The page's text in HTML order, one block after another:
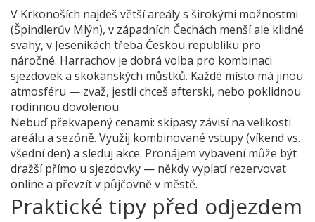
V Krkonoších najdeš větší areály s širokými možnostmi
(Špindlerův Mlýn), v západních Čechách menší ale klidné
svahy, v Jeseníkách třeba Českou republiku pro
náročné. Harrachov je dobrá volba pro kombinaci
sjezdovek a skokanských můstků. Každé místo má jinou
atmosféru — zvaž, jestli chceš afterski, nebo poklidnou
rodinnou dovolenou.
Nebuď překvapený cenami: skipasy závisí na velikosti
areálu a sezóně. Využij kombinované vstupy (víkend vs.
všední den) a sleduj akce. Pronájem vybavení může být
dražší přímo u sjezdovky — někdy vyplatí rezervovat
online a převzít v půjčovně v městě.
Praktické tipy před odjezdem